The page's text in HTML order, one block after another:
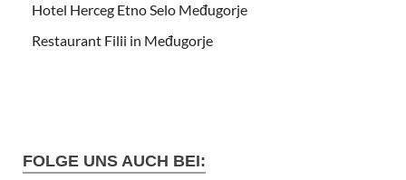
Hotel Herceg Etno Selo Međugorje
Restaurant Filii in Međugorje
FOLGE UNS AUCH BEI: